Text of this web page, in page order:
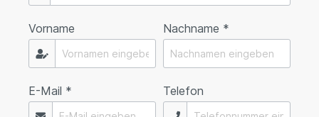
Vorname Nachname *
E-Mail * Telefon